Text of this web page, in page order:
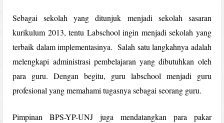
Sebagai sekolah yang ditunjuk menjadi sekolah sasaran
kurikulum 2013, tentu Labschool ingin menjadi sekolah yang
terbaik dalam implementasinya. Salah satu langkahnya adalah
melengkapi administrasi pembelajaran yang dibutuhkan oleh
para guru. Dengan begitu, guru labschool menjadi guru
profesional yang memahami tugasnya sebagai seorang guru.
Pimpinan BPS-YP-UNJ juga mendatangkan para pakar